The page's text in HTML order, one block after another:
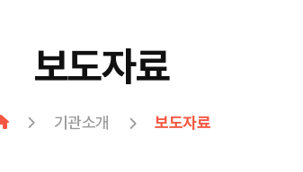
보도자료
기관소개 보도자료